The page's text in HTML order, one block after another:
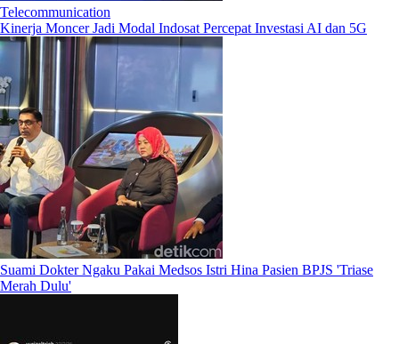
Telecommunication
Kinerja Moncer Jadi Modal Indosat Percepat Investasi AI dan 5G
Suami Dokter Ngaku Pakai Medsos Istri Hina Pasien BPJS 'Triase
Merah Dulu'